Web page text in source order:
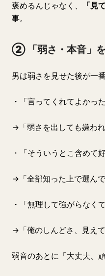
褒めるんじゃなく、 「見
事。
② 「弱さ・本音」
男は弱さを見せた後が一番
・「言ってくれてよかった
→「弱さを出しても嫌わ
・「そういうとこ含めて
→「全部知った上で選んで
・「無理して強がらなく
→「俺のしんどさ、見えて
弱音のあとに「大丈夫、